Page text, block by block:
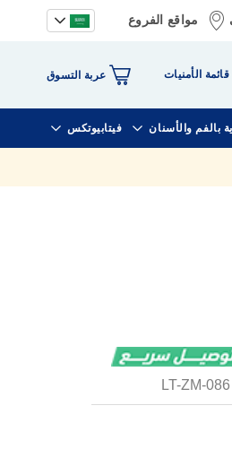
مواقع الفروع
قائمة الأمنيات عربة التسوق
بالفم والأسنان فيتابيوتكس
LT-ZM-086